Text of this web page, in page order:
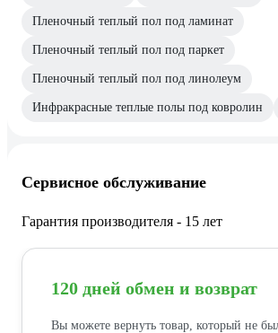
Пленочный теплый пол под ламинат
Пленочный теплый пол под паркет
Пленочный теплый пол под линолеум
Инфракрасные теплые полы под ковролин
Сервисное обслуживание
Гарантия производителя - 15 лет
120 дней обмен и возврат
Вы можете вернуть товар, который не